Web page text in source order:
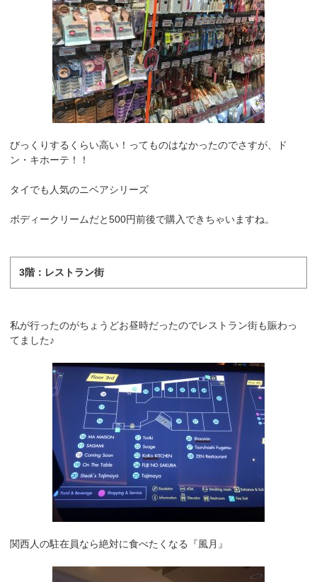
びっくりするくらい高い！ってものはなかったのでさすが、ド
ン・キホーテ！！
タイでも人気のニベアシリーズ
ボディークリームだと500円前後で購入できちゃいますね。
3階：レストラン街
私が行ったのがちょうどお昼時だったのでレストラン街も賑わっ
てました♪
関西人の駐在員なら絶対に食べたくなる『風月』